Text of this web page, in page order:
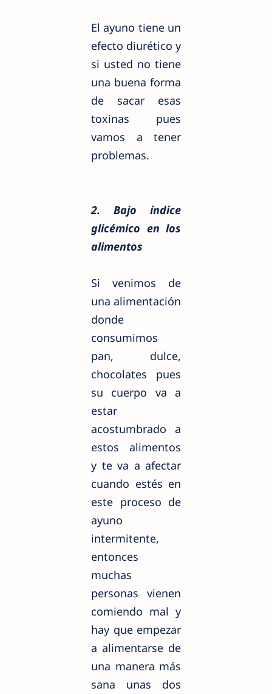
El ayuno tiene un
efecto diurético y
si usted no tiene
una buena forma
de sacar esas
toxinas pues
vamos a tener
problemas.
2. Bajo índice
glicémico en los
alimentos
Si venimos de
una alimentación
donde
consumimos
pan, dulce,
chocolates pues
su cuerpo va a
estar
acostumbrado a
estos alimentos
y te va a afectar
cuando estés en
este proceso de
ayuno
intermitente,
entonces
muchas
personas vienen
comiendo mal y
hay que empezar
a alimentarse de
una manera más
sana unas dos